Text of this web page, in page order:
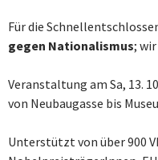
Für die
gegen Nationalismus;
Veranstaltung am Sa, 13.
von Neubaugasse bis
Unterstützt von über 900